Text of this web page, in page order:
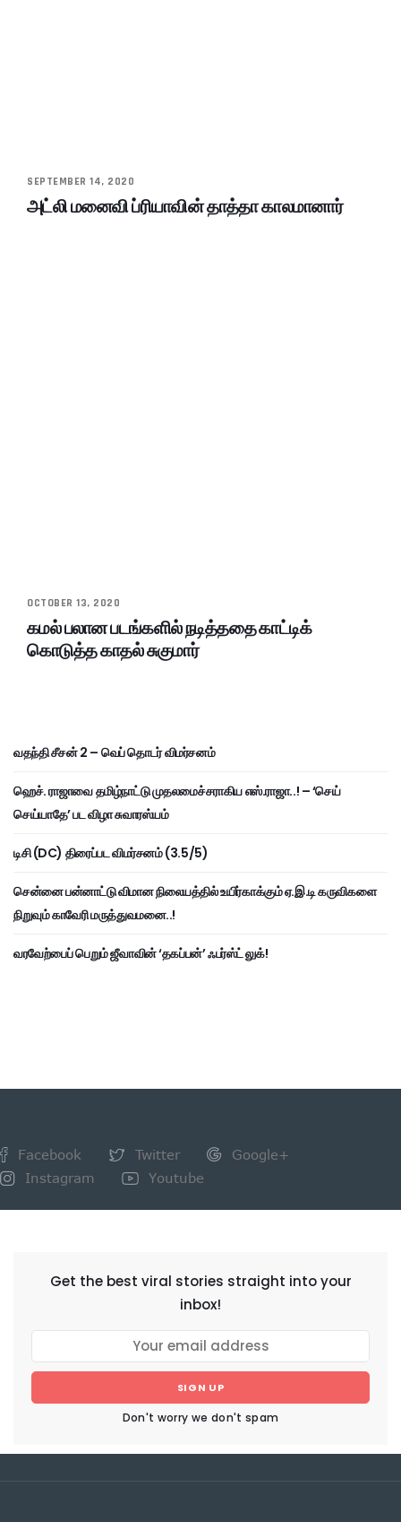
SEPTEMBER 14, 2020
அட்லி மனைவி ப்ரியாவின் தாத்தா காலமானார்
OCTOBER 13, 2020
கமல் பலான படங்களில் நடித்ததை காட்டிக்
கொடுத்த காதல் சுகுமார்
வதந்தி சீசன் 2 – வெப் தொடர் விமர்சனம்
ஹெச். ராஜாவை தமிழ்நாட்டு முதலமைச்சராகிய எஸ்.ராஜா..! – ‘செய்
செய்யாதே’ பட விழா சுவாரஸ்யம்
டிசி (DC) திரைப்பட விமர்சனம் (3.5/5)
சென்னை பன்னாட்டு விமான நிலையத்தில் உயிர்காக்கும் ஏ.இ.டி கருவிகளை
நிறுவும் காவேரி மருத்துவமனை..!
வரவேற்பைப் பெறும் ஜீவாவின் ‘தகப்பன்’ ஃபர்ஸ்ட் லுக்!
Facebook Twitter
Google+
Instagram
Youtube
Get the best viral stories straight into your
inbox!
SIGN UP
Don't worry we don't spam